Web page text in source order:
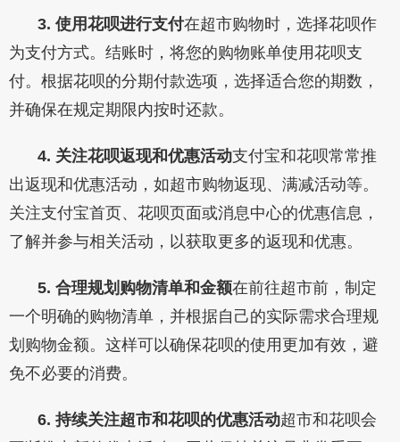
3. 使用花呗进行支付在超市购物时，选择花呗作
为支付方式。结账时，将您的购物账单使用花呗支
付。根据花呗的分期付款选项，选择适合您的期数，
并确保在规定期限内按时还款。
4. 关注花呗返现和优惠活动支付宝和花呗常常推
出返现和优惠活动，如超市购物返现、满减活动等。
关注支付宝首页、花呗页面或消息中心的优惠信息，
了解并参与相关活动，以获取更多的返现和优惠。
5. 合理规划购物清单和金额在前往超市前，制定
一个明确的购物清单，并根据自己的实际需求合理规
划购物金额。这样可以确保花呗的使用更加有效，避
免不必要的消费。
6. 持续关注超市和花呗的优惠活动超市和花呗会